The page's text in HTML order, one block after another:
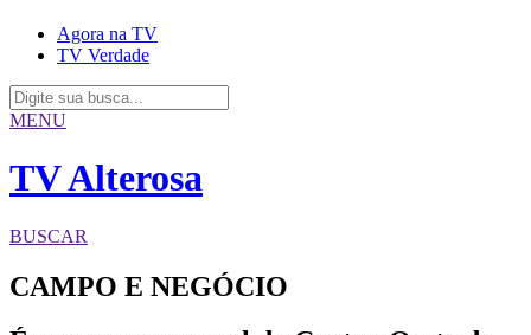
Agora na TV
TV Verdade
MENU
TV Alterosa
BUSCAR
CAMPO E NEGÓCIO